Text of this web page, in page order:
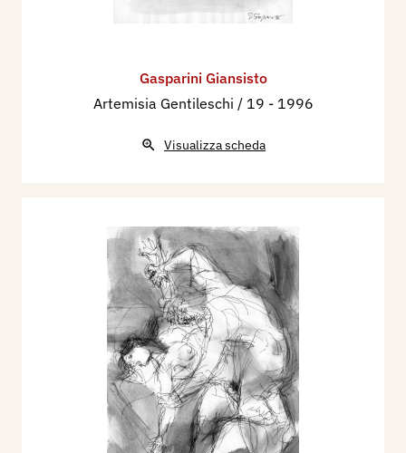
Gasparini Giansisto
Artemisia Gentileschi / 19 - 1996
Visualizza scheda